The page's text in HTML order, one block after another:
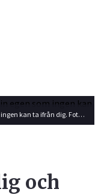
Sorg är individuellt och din sorg är din egen som ingen kan ta ifrån dig. Foto: Shutterstock
och